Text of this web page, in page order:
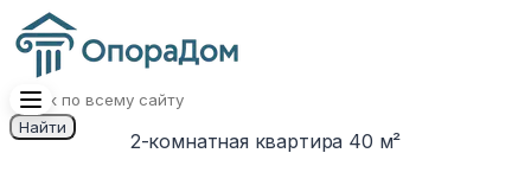
Найти
2-комнатная квартира 40 м²